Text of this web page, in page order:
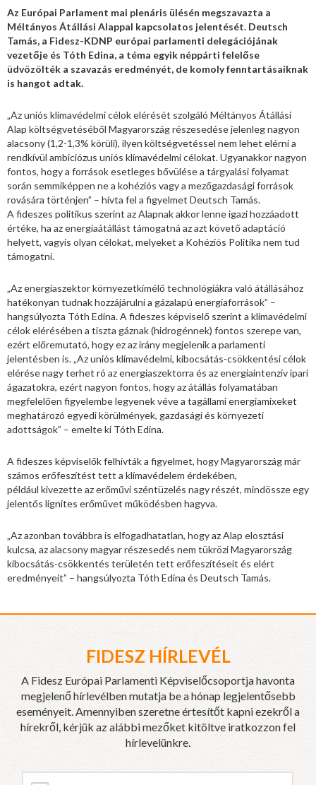
Az Európai Parlament mai plenáris ülésén megszavazta a
Méltányos Átállási Alappal kapcsolatos jelentését. Deutsch
Tamás, a Fidesz-KDNP európai parlamenti delegációjának
vezetője és Tóth Edina, a téma egyik néppárti felelőse
üdvözölték a szavazás eredményét, de komoly fenntartásaiknak
is hangot adtak.
„Az uniós klímavédelmi célok elérését szolgáló Méltányos Átállási
Alap költségvetéséből Magyarország részesedése jelenleg nagyon
alacsony (1,2-1,3% körüli), ilyen költségvetéssel nem lehet elérni a
rendkívül ambiciózus uniós klímavédelmi célokat. Ugyanakkor nagyon
fontos, hogy a források esetleges bővülése a tárgyalási folyamat
során semmiképpen ne a kohéziós vagy a mezőgazdasági források
rovására történjen” – hívta fel a figyelmet Deutsch Tamás.
A fideszes politikus szerint az Alapnak akkor lenne igazi hozzáadott
értéke, ha az energiaátállást támogatná az azt követő adaptáció
helyett, vagyis olyan célokat, melyeket a Kohéziós Politika nem tud
támogatni.
„Az energiaszektor környezetkímélő technológiákra való átállásához
hatékonyan tudnak hozzájárulni a gázalapú energiaforrások” –
hangsúlyozta Tóth Edina. A fideszes képviselő szerint a klímavédelmi
célok elérésében a tiszta gáznak (hidrogénnek) fontos szerepe van,
ezért előremutató, hogy ez az irány megjelenik a parlamenti
jelentésben is. „Az uniós klímavédelmi, kibocsátás-csökkentési célok
elérése nagy terhet ró az energiaszektorra és az energiaintenzív ipari
ágazatokra, ezért nagyon fontos, hogy az átállás folyamatában
megfelelően figyelembe legyenek véve a tagállami energiamixeket
meghatározó egyedi körülmények, gazdasági és környezeti
adottságok” – emelte ki Tóth Edina.
A fideszes képviselők felhívták a figyelmet, hogy Magyarország már
számos erőfeszítést tett a klímavédelem érdekében,
például kivezette az erőművi széntüzelés nagy részét, mindössze egy
jelentős lignites erőművet működésben hagyva.
„Az azonban továbbra is elfogadhatatlan, hogy az Alap elosztási
kulcsa, az alacsony magyar részesedés nem tükrözi Magyarország
kibocsátás-csökkentés területén tett erőfeszítéseit és elért
eredményeit” – hangsúlyozta Tóth Edina és Deutsch Tamás.
FIDESZ HÍRLEVÉL
A Fidesz Európai Parlamenti Képviselőcsoportja havonta
megjelenő hírlevélben mutatja be a hónap legjelentősebb
eseményeit. Amennyiben szeretne értesítőt kapni ezekről a
hírekről, kérjük az alábbi mezőket kitöltve iratkozzon fel
hírlevelünkre.